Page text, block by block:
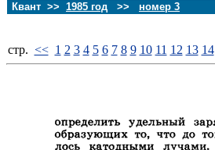
Квант >> 1985 год >> номер 3
стp. << 1 2 3 4 5 6 7 8 9 10 11 12 13 14